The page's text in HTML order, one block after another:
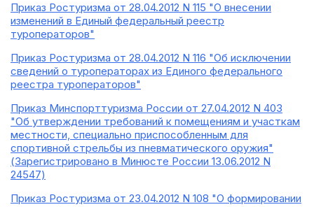
Приказ Ростуризма от 28.04.2012 N 115 "О внесении
изменений в Единый федеральный реестр
туроператоров"
Приказ Ростуризма от 28.04.2012 N 116 "Об исключении
сведений о туроператорах из Единого федерального
реестра туроператоров"
Приказ Минспорттуризма России от 27.04.2012 N 403
"Об утверждении требований к помещениям и участкам
местности, специально приспособленным для
спортивной стрельбы из пневматического оружия"
(Зарегистрировано в Минюсте России 13.06.2012 N
24547)
Приказ Ростуризма от 23.04.2012 N 108 "О формировании